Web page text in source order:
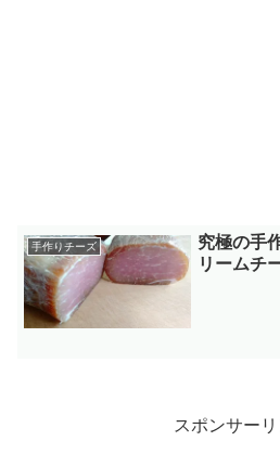
手作りチーズ
究極の手
リームチ
スポンサーリ